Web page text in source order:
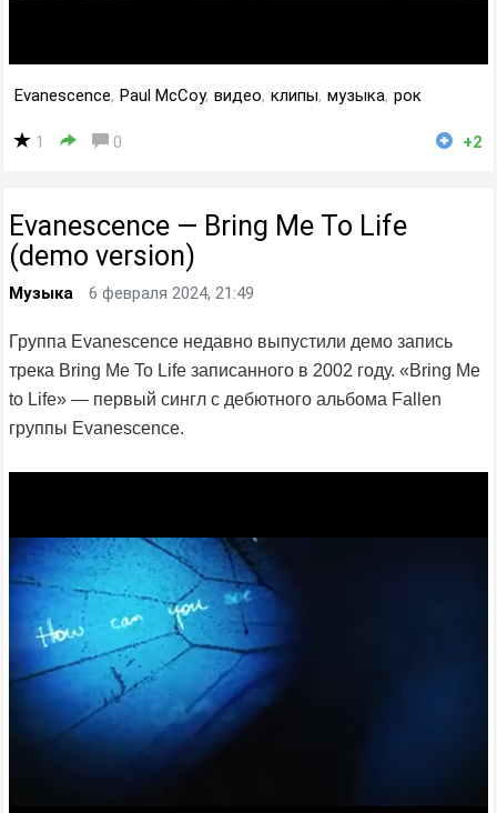
Evanescence, Paul McCoy, видео, клипы, музыка, рок
1 0 +2
Evanescence — Bring Me To Life
(demo version)
Музыка 6 февраля 2024, 21:49
Группа Evanescence недавно выпустили демо запись
трека Bring Me To Life записанного в 2002 году. «Bring Me
to Life» — первый сингл с дебютного альбома Fallen
группы Evanescence.